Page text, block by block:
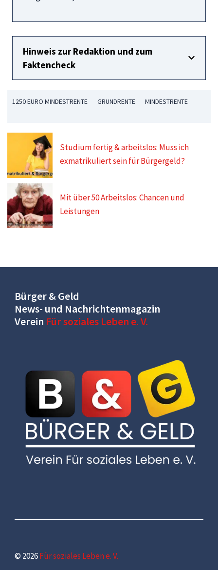
Hinweis zur Redaktion und zum
Faktencheck
1250 EURO MINDESTRENTE GRUNDRENTE MINDESTRENTE
Studium fertig & arbeitslos: Muss ich
exmatrikuliert sein für Bürgergeld?
Mit über 50 Arbeitslos: Chancen und
Leistungen
Bürger & Geld
News- und Nachrichtenmagazin
Verein Für soziales Leben e. V.
© 2026Für soziales Leben e. V.